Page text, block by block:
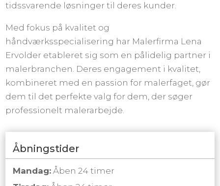
tidssvarende løsninger til deres kunder.
Med fokus på kvalitet og
håndværksspecialisering har Malerfirma Lena
Ervolder etableret sig som en pålidelig partner i
malerbranchen. Deres engagement i kvalitet,
kombineret med en passion for malerfaget, gør
dem til det perfekte valg for dem, der søger
professionelt malerarbejde.
Åbningstider
Mandag: Åben 24 timer